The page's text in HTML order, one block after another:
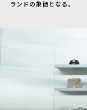
ランドの象徴となる。